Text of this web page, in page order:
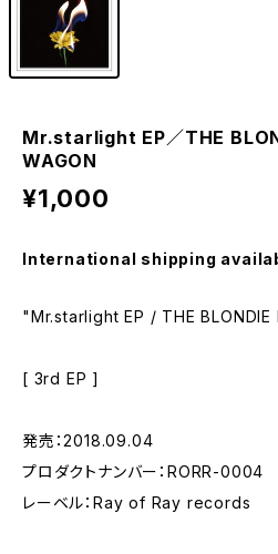
Mr.starlight EP／THE
WAGON
¥1,000
International shipping
"Mr.starlight EP / THE BLONDIE
[ 3rd EP ]
発売：2018.09.04
プロダクトナンバー：RORR-0004
レーベル：Ray of Ray records